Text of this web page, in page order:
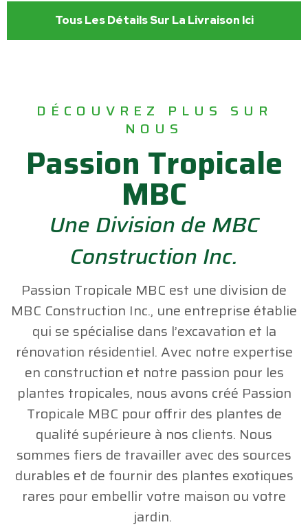
Tous Les Détails Sur La Livraison Ici
DÉCOUVREZ PLUS SUR
NOUS
Passion Tropicale
MBC
Une Division de MBC
Construction Inc.
Passion Tropicale MBC est une division de
MBC Construction Inc., une entreprise établie
qui se spécialise dans l’excavation et la
rénovation résidentiel. Avec notre expertise
en construction et notre passion pour les
plantes tropicales, nous avons créé Passion
Tropicale MBC pour offrir des plantes de
qualité supérieure à nos clients. Nous
sommes fiers de travailler avec des sources
durables et de fournir des plantes exotiques
rares pour embellir votre maison ou votre
jardin.